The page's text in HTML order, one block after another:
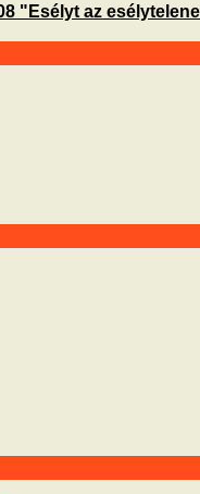
"Esélyt az